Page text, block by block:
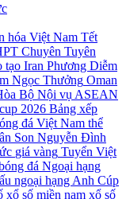
hóa Việt Nam Tết
Chuyên Tuyên
tạo Iran Phương Diễm
Ngọc Thưởng Oman
Bộ Nội vụ ASEAN
2026 Bảng xếp
đá Việt Nam thể
Son Nguyễn Đình
giá vàng Tuyển Việt
đá Ngoại hạng
ngoại hạng Anh Cúp
xổ số miền nam xổ số